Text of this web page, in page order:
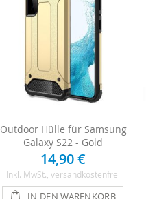
Outdoor Hülle für Samsung
Galaxy S22 - Gold
14,90 €
Inkl. MwSt. , versandkostenfrei